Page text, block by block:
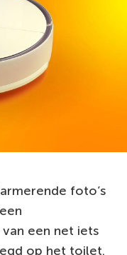
foto’s
een net iets
op het toilet.